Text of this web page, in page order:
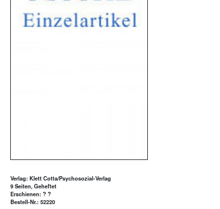
Verlag: Klett Cotta/Psychosozial-Verlag
9 Seiten, Geheftet
Erschienen: ? ?
Bestell-Nr.: 52220